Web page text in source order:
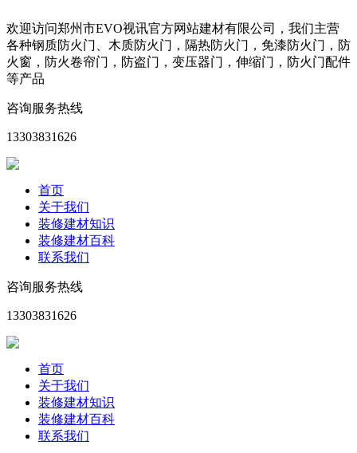
欢迎访问郑州市EVO视讯官方网站建材有限公司，我们主营
各种钢质防火门、木质防火门，隔热防火门，免漆防火门，防
火窗，防火卷帘门，防盗门，变压器门，伸缩门，防火门配件
等产品
咨询服务热线
13303831626
首页
关于我们
装修建材知识
装修建材百科
联系我们
咨询服务热线
13303831626
首页
关于我们
装修建材知识
装修建材百科
联系我们